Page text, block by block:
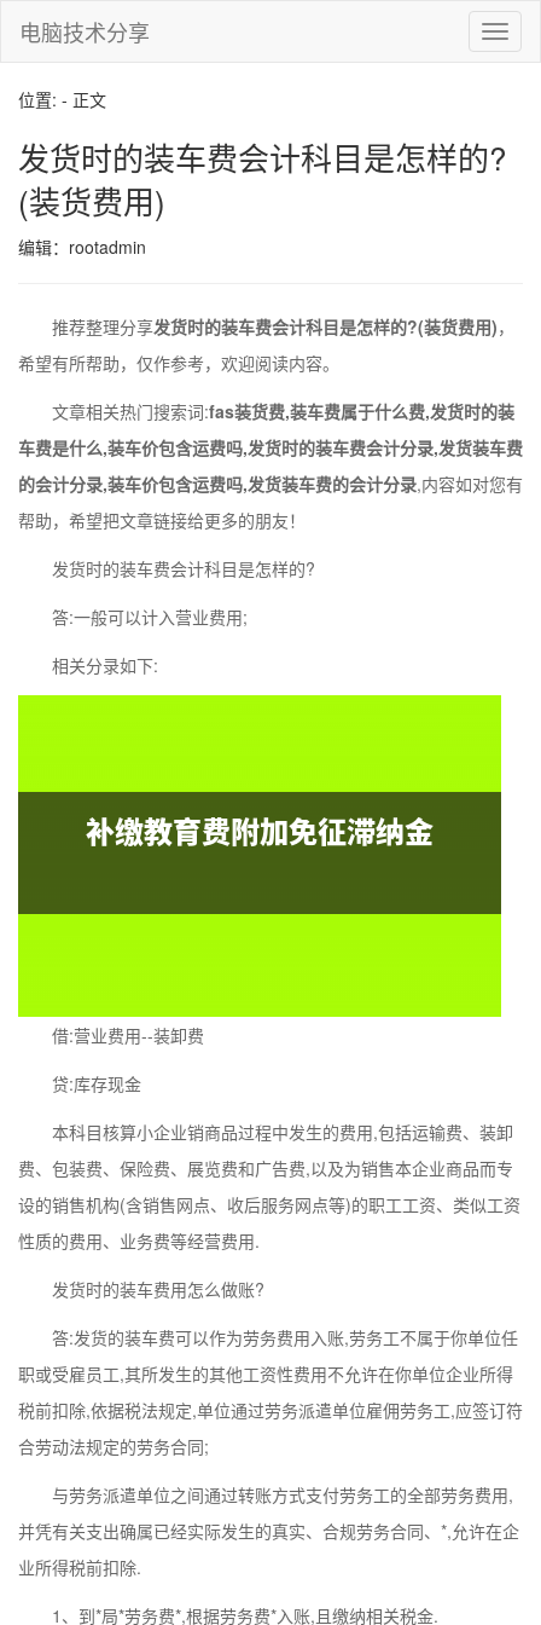
切
换
电脑技术分享
位置: - 正文
发货时的装车费会计科目是怎样的?
(装货费用)
编辑：rootadmin
推荐整理分享发货时的装车费会计科目是怎样的?(装货费用)，
希望有所帮助，仅作参考，欢迎阅读内容。
文章相关热门搜索词:fas装货费,装车费属于什么费,发货时的装
车费是什么,装车价包含运费吗,发货时的装车费会计分录,发货装车费
的会计分录,装车价包含运费吗,发货装车费的会计分录,内容如对您有
帮助，希望把文章链接给更多的朋友！
发货时的装车费会计科目是怎样的?
答:一般可以计入营业费用;
相关分录如下:
借:营业费用--装卸费
贷:库存现金
本科目核算小企业销商品过程中发生的费用,包括运输费、装卸
费、包装费、保险费、展览费和广告费,以及为销售本企业商品而专
设的销售机构(含销售网点、收后服务网点等)的职工工资、类似工资
性质的费用、业务费等经营费用.
发货时的装车费用怎么做账?
答:发货的装车费可以作为劳务费用入账,劳务工不属于你单位任
职或受雇员工,其所发生的其他工资性费用不允许在你单位企业所得
税前扣除,依据税法规定,单位通过劳务派遣单位雇佣劳务工,应签订符
合劳动法规定的劳务合同;
与劳务派遣单位之间通过转账方式支付劳务工的全部劳务费用,
并凭有关支出确属已经实际发生的真实、合规劳务合同、*,允许在企
业所得税前扣除.
1、到*局*劳务费*,根据劳务费*入账,且缴纳相关税金.